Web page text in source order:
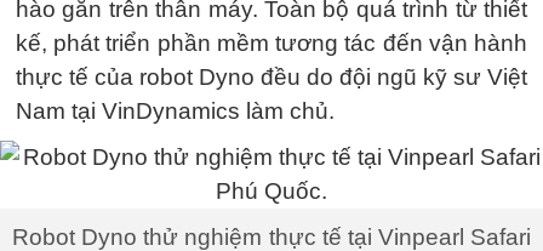
hào gắn trên thân máy. Toàn bộ quá trình từ thiết
kế, phát triển phần mềm tương tác đến vận hành
thực tế của robot Dyno đều do đội ngũ kỹ sư Việt
Nam tại VinDynamics làm chủ.
Robot Dyno thử nghiệm thực tế tại Vinpearl Safari